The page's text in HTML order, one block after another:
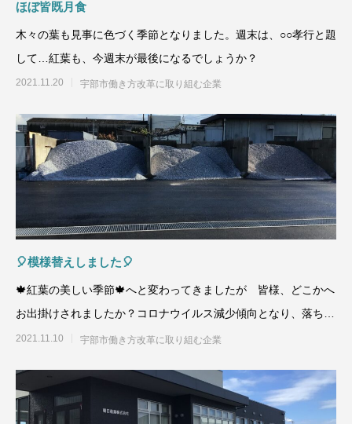
ほぼ皆既月食
木々の葉も見事に色づく季節となりました。週末は、○○孝行と題
して…紅葉も、今週末が最後になるでしょうか？
2021.11.20 宇部市働き方改革に取り組む企業
🎈模様替えしました🎈
🍁紅葉の美しい季節🍁へと変わってきましたが 皆様、どこかへ
お出掛けされましたか？コロナウイルス減少傾向となり、落ちつ
いた日々に戻りつつあり
2021.11.10 宇部市働き方改革に取り組む企業